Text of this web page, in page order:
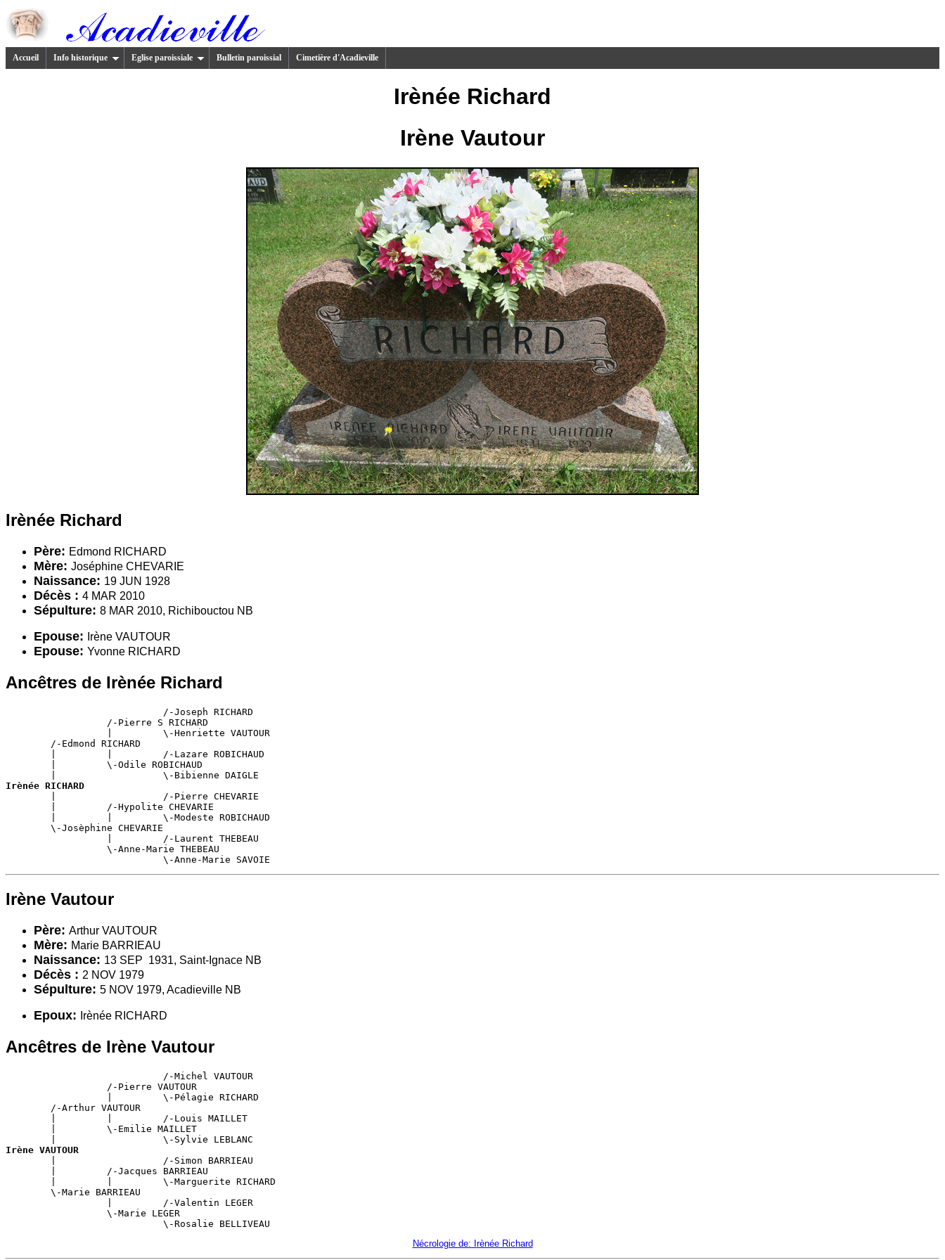
Accueil Info historique Eglise paroissiale Bulletin paroissial Cimetière d'Acadieville
Irènée Richard
Irène Vautour
Irènée Richard
Père: Edmond RICHARD
Mère: Joséphine CHEVARIE
Naissance: 19 JUN 1928
Décès : 4 MAR 2010
Sépulture: 8 MAR 2010, Richibouctou NB
Epouse: Irène VAUTOUR
Epouse: Yvonne RICHARD
Ancêtres de Irènée Richard
                            /-Joseph RICHARD
                  /-Pierre S RICHARD
                  |         \-Henriette VAUTOUR
        /-Edmond RICHARD
        |         |         /-Lazare ROBICHAUD
        |         \-Odile ROBICHAUD
Irènée RICHARD
|                   /-Pierre CHEVARIE
        |         /-Hypolite CHEVARIE
        |         |         \-Modeste ROBICHAUD
        \-Josèphine CHEVARIE
                  |         /-Laurent THEBEAU
                  \-Anne-Marie THEBEAU
                            \-Anne-Marie SAVOIE
Irène Vautour
Père: Arthur VAUTOUR
Mère: Marie BARRIEAU
Naissance: 13 SEP 1931, Saint-Ignace NB
Décès : 2 NOV 1979
Sépulture: 5 NOV 1979, Acadieville NB
Epoux: Irènée RICHARD
Ancêtres de Irène Vautour
                            /-Michel VAUTOUR
                  /-Pierre VAUTOUR
                  |         \-Pélagie RICHARD
        /-Arthur VAUTOUR
        |         |         /-Louis MAILLET
        |         \-Emilie MAILLET
Irène VAUTOUR
|                   /-Simon BARRIEAU
        |         /-Jacques BARRIEAU
        |         |         \-Marguerite RICHARD
        \-Marie BARRIEAU
                  |         /-Valentin LEGER
                  \-Marie LEGER
                            \-Rosalie BELLIVEAU
Nécrologie de: Irènée Richard